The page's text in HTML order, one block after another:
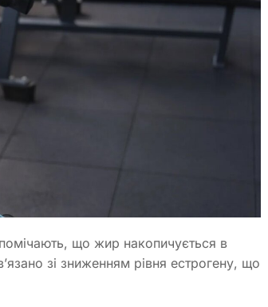
що жир накопичується в
зі зниженням рівня естрогену, що